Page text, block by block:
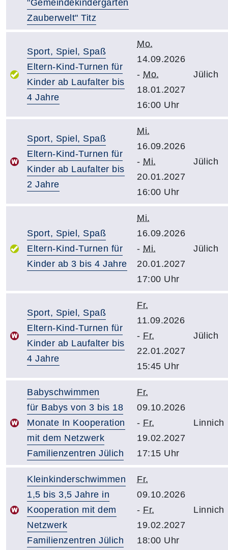
"Gemeindekindergarten
Zauberwelt" Titz
Sport, Spiel, Spaß
Eltern-Kind-Turnen für
Kinder ab Laufalter bis
4 Jahre
Mo.
14.09.2026
- Mo.
18.01.2027
16:00 Uhr
Jülich
Sport, Spiel, Spaß
Eltern-Kind-Turnen für
Kinder ab Laufalter bis
2 Jahre
Mi.
16.09.2026
- Mi.
20.01.2027
16:00 Uhr
Jülich
Sport, Spiel, Spaß
Eltern-Kind-Turnen für
Kinder ab 3 bis 4 Jahre
Mi.
16.09.2026
- Mi.
20.01.2027
17:00 Uhr
Jülich
Sport, Spiel, Spaß
Eltern-Kind-Turnen für
Kinder ab Laufalter bis
4 Jahre
Fr.
11.09.2026
- Fr.
22.01.2027
15:45 Uhr
Jülich
Babyschwimmen
für Babys von 3 bis 18
Monate In Kooperation
mit dem Netzwerk
Familienzentren Jülich
Fr.
09.10.2026
- Fr.
19.02.2027
17:15 Uhr
Linnich
Kleinkinderschwimmen
1,5 bis 3,5 Jahre in
Kooperation mit dem
Netzwerk
Familienzentren Jülich
Fr.
09.10.2026
- Fr.
19.02.2027
18:00 Uhr
Linnich